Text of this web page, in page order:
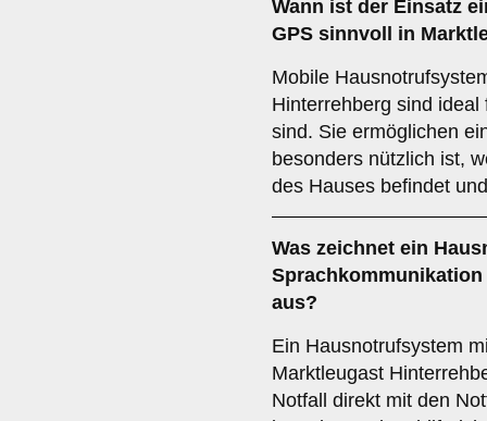
Wann ist der Einsatz
GPS sinnvoll in
Mobile
Hinterrehberg sind
sind. Sie ermöglichen
besonders nützlich ist,
des Hauses befindet
Was zeichnet ein
Sprachkommunikation
aus?
Ein Hausnotrufsystem
Marktleugast
Notfall direkt mit den